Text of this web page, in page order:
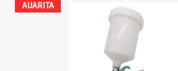
AUARITA